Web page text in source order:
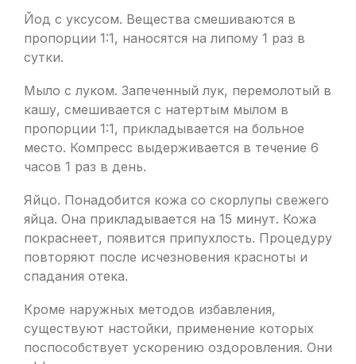
Йод с уксусом. Вещества смешиваются в
пропорции 1:1, наносятся на липому 1 раз в
сутки.
Мыло с луком. Запеченный лук, перемолотый в
кашу, смешивается с натертым мылом в
пропорции 1:1, прикладывается на больное
место. Компресс выдерживается в течение 6
часов 1 раз в день.
Яйцо. Понадобится кожа со скорлупы свежего
яйца. Она прикладывается на 15 минут. Кожа
покраснеет, появится припухлость. Процедуру
повторяют после исчезновения красноты и
спадания отека.
Кроме наружных методов избавления,
существуют настойки, применение которых
поспособствует ускорению оздоровления. Они